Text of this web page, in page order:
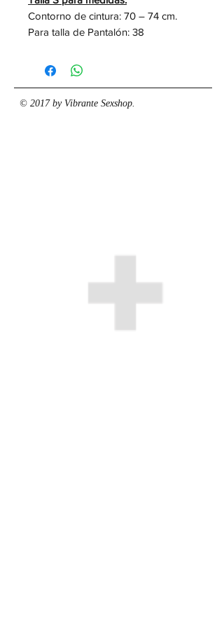
Contorno de cintura: 70 – 74 cm.
Para talla de Pantalón: 38
© 2017 by Vibrante Sexshop.